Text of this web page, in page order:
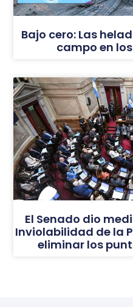
Bajo cero: Las
campo en
El Senado dio
Inviolabilidad de la
eliminar los